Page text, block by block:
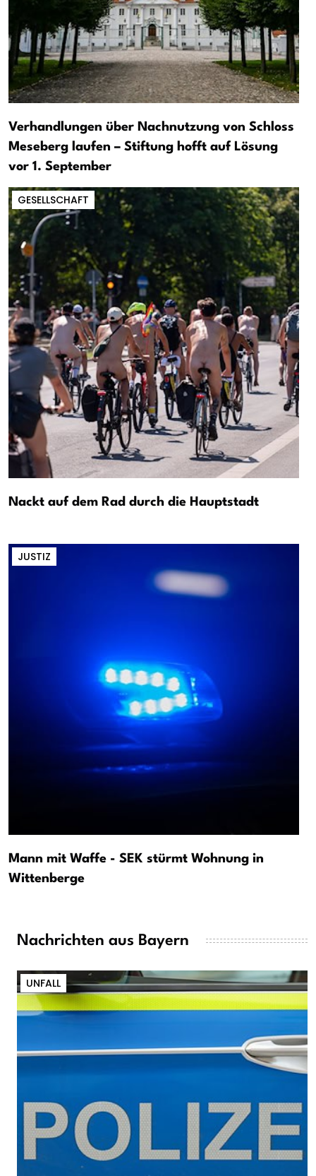
Verhandlungen über Nachnutzung von Schloss
Meseberg laufen – Stiftung hofft auf Lösung
vor 1. September
GESELLSCHAFT
Nackt auf dem Rad durch die Hauptstadt
JUSTIZ
Mann mit Waffe - SEK stürmt Wohnung in
Wittenberge
Nachrichten aus Bayern
UNFALL